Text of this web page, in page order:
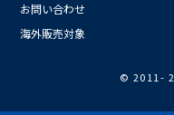
お問い合わせ
海外販売対象
© 2011-